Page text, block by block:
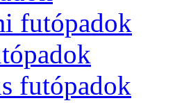
futópadok
futópadok